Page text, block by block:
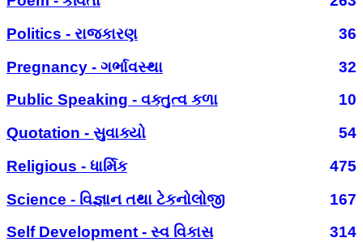
Politics - રાજકારણ
36
Pregnancy - ગર્ભાવસ્થા
32
Public Speaking - વક્તુત્વ કળા
10
Quotation - સુવાક્યો
54
Religious - ધાર્મિક
475
Science - વિજ્ઞાન તથા ટેકનોલોજી
167
Self Development - સ્વ વિકાસ
314